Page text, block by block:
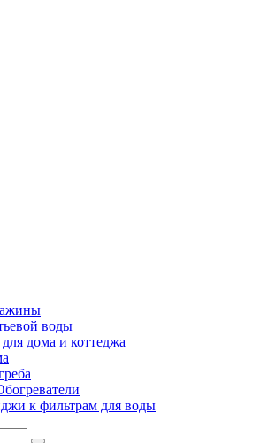
воды
дома и коттеджа
к фильтрам для воды